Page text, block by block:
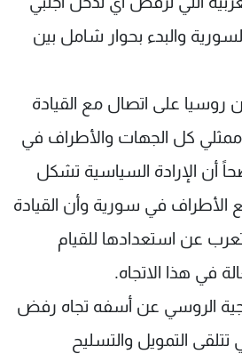
والبدء بحوار شامل بين
روسيا على اتصال مع القيادة
كل الجهات والأطراف في
أن الإرادة السياسية تشكل
الأطراف في سورية وأن القيادة
عن استعدادها للقيام
في هذا الاتجاه.
الروسي عن أسفه تجاه رفض
تتلقى التمويل والتسليح